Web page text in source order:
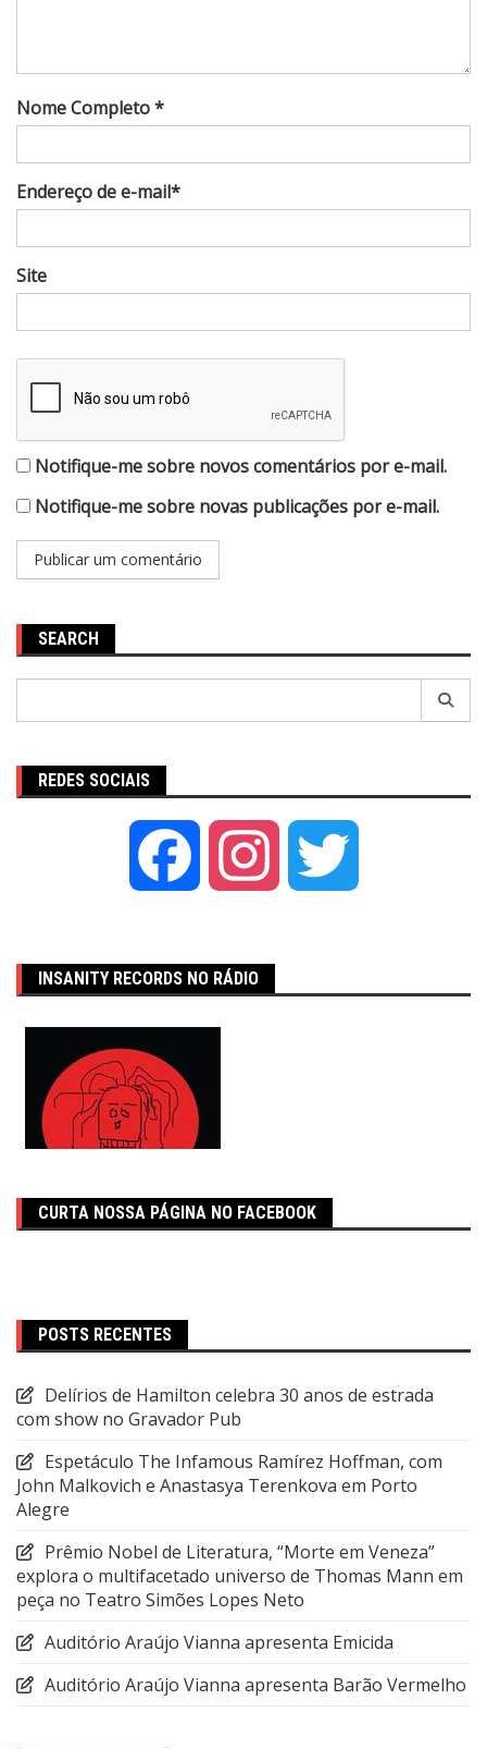
Nome Completo *
Endereço de e-mail*
Site
Notifique-me sobre novos comentários por e-mail.
Notifique-me sobre novas publicações por e-mail.
SEARCH
REDES SOCIAIS
Facebook Instagram
INSANITY RECORDS NO RÁDIO
CURTA NOSSA PÁGINA NO FACEBOOK
POSTS RECENTES
Delírios de Hamilton celebra 30 anos de estrada
com show no Gravador Pub
Espetáculo The Infamous Ramírez Hoffman, com
John Malkovich e Anastasya Terenkova em Porto
Alegre
Prêmio Nobel de Literatura, “Morte em Veneza”
explora o multifacetado universo de Thomas Mann em
peça no Teatro Simões Lopes Neto
Auditório Araújo Vianna apresenta Emicida
Auditório Araújo Vianna apresenta Barão Vermelho